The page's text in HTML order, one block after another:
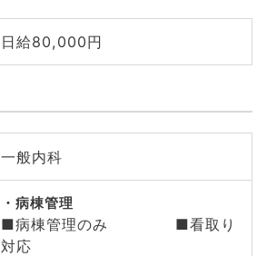
日給80,000円
一般内科
病棟管理
■病棟管理のみ ■看取り
対応